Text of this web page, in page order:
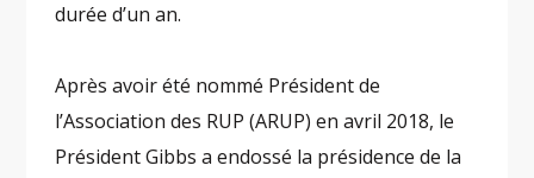
durée d’un an.
Après avoir été nommé Président de
l’Association des RUP (ARUP) en avril 2018, le
Président Gibbs a endossé la présidence de la